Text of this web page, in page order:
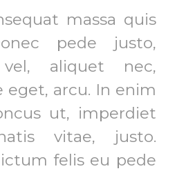
massa quis
pede justo,
aliquet nec,
eget, arcu. In enim
ut, imperdiet
vitae, justo.
felis eu pede